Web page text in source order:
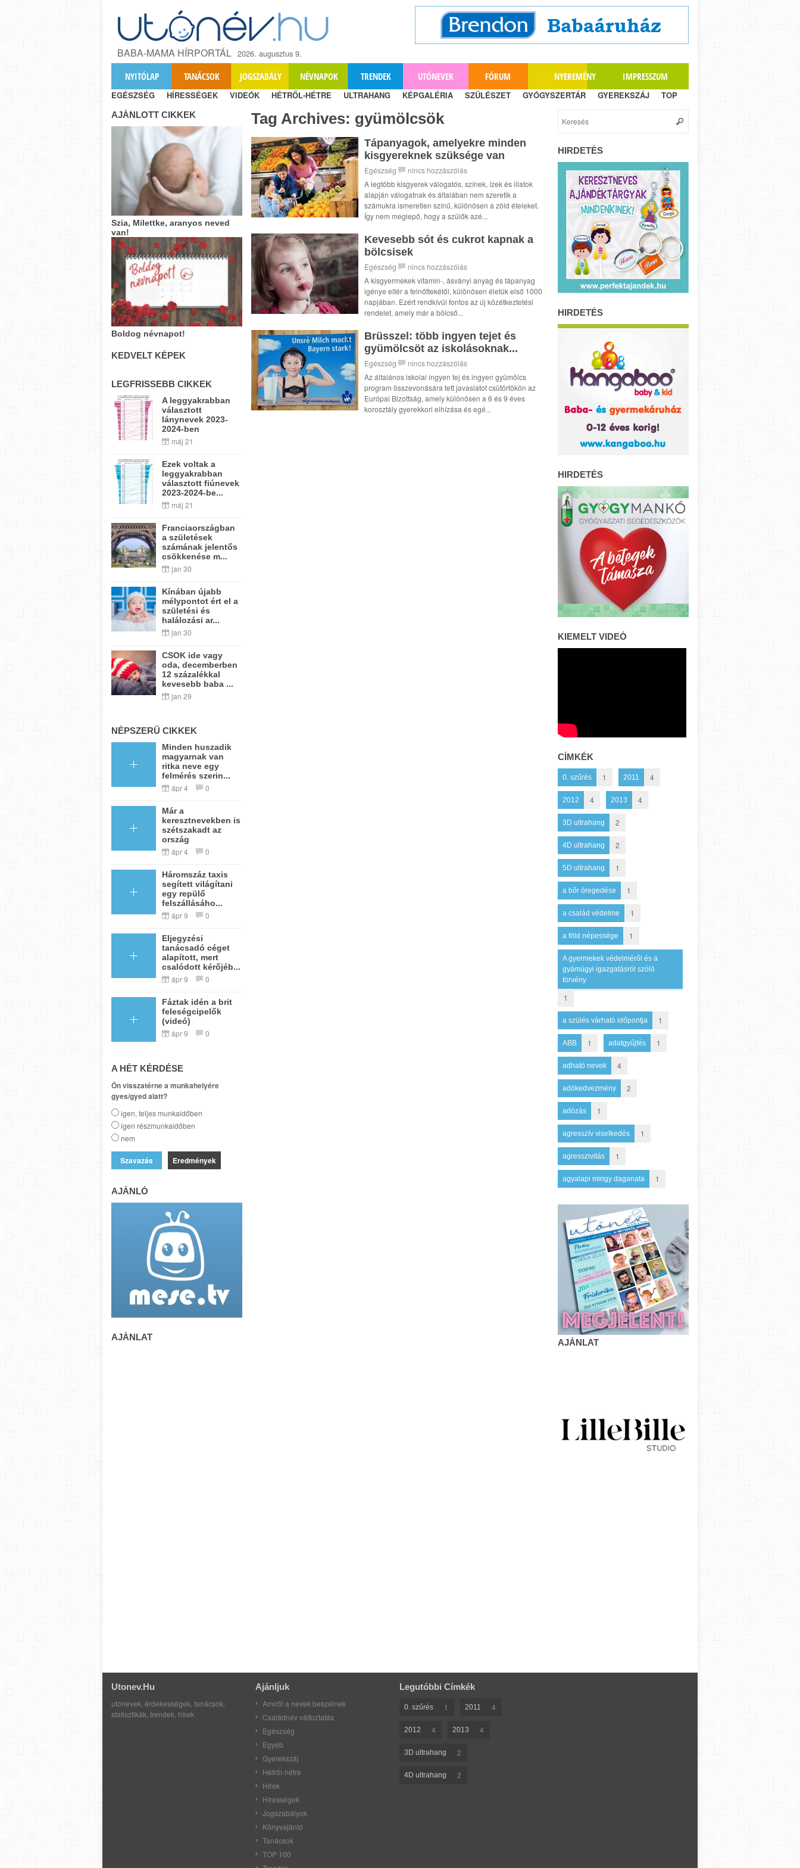
BABA-MAMA HÍRPORTÁL 2026. augusztus 9.
NYITÓLAP TANÁCSOK JOGSZABÁLY NÉVNAPOK TRENDEK UTÓNEVEK FÓRUM NYEREMÉNY IMPRESSZUM
EGÉSZSÉG HÍRESSÉGEK VIDEÓK HÉTRŐL-HÉTRE ULTRAHANG KÉPGALÉRIA SZÜLÉSZET GYÓGYSZERTÁR GYEREKSZÁJ TOP
Tag Archives: gyümölcsök
Tápanyagok, amelyekre minden
kisgyereknek szüksége van
Egészség
nincs hozzászólás
A legtöbb kisgyerek válogatós, színek, ízek és illatok
alapján válogatnak és általában nem szeretik a
számukra ismeretlen színű, különösen a zöld ételeket.
Így nem meglepő, hogy a szülők azé...
Kevesebb sót és cukrot kapnak a
bölcsisek
Egészség
nincs hozzászólás
A kisgyermekek vitamin-, ásványi anyag és tápanyag
igénye eltér a felnőttekétől, különösen életük első 1000
napjában. Ezért rendkívül fontos az új közétkeztetési
rendelet, amely már a bölcső...
Brüsszel: több ingyen tejet és
gyümölcsöt az iskolásoknak...
Egészség
nincs hozzászólás
Az általános iskolai ingyen tej és ingyen gyümölcs
program összevonására tett javaslatot csütörtökön az
Európai Bizottság, amely különösen a 6 és 9 éves
korosztály gyerekkori elhízása és egé...
AJÁNLOTT CIKKEK
Szia, Milettke, aranyos neved
van!
Boldog névnapot!
KEDVELT KÉPEK
LEGFRISSEBB CIKKEK
A leggyakrabban
választott
lánynevek 2023-
2024-ben
máj 21
Ezek voltak a
leggyakrabban
választott fiúnevek
2023-2024-be...
máj 21
Franciaországban
a születések
számának jelentős
csökkenése m...
jan 30
Kínában újabb
mélypontot ért el a
születési és
halálozási ar...
jan 30
CSOK ide vagy
oda, decemberben
12 százalékkal
kevesebb baba ...
jan 29
NÉPSZERŰ CIKKEK
Minden huszadik
magyarnak van
ritka neve egy
felmérés szerin...
ápr 4 0
Már a
keresztnevekben is
szétszakadt az
ország
ápr 4 0
Háromszáz taxis
segített világítani
egy repülő
felszállásáho...
ápr 9 0
Eljegyzési
tanácsadó céget
alapított, mert
csalódott kérőjéb...
ápr 9 0
Fáztak idén a brit
feleségcipelők
(videó)
ápr 9 0
A HÉT KÉRDÉSE
Ön visszatérne a munkahelyére
gyes/gyed alatt?
igen, teljes munkaidőben
igen részmunkaidőben
nem
Eredmények
AJÁNLÓ
AJÁNLAT
HIRDETÉS
HIRDETÉS
HIRDETÉS
KIEMELT VIDEÓ
CÍMKÉK
0. szűrés 1 2011 4
2012 4 2013 4
3D ultrahang 2
4D ultrahang 2
5D ultrahang 1
a bőr öregedése 1
a család védelme 1
a föld népessége 1
A gyermekek védelméről és a
gyámügyi igazgatásról szóló
törvény
1
a szülés várható időpontja 1
ABB 1 adatgyűjtés 1
adható nevek 4
adókedvezmény 2
adózás 1
agresszív viselkedés 1
agresszivitás 1
agyalapi mirigy daganata 1
AJÁNLAT
Utonev.hu
utónevek, érdekességek, tanácsok,
statisztikák, trendek, hírek
Ajánljuk
Amiről a nevek beszélnek
Családnév változtatás
Egészség
Egyéb
Gyerekszáj
Hétről-hétre
Hírek
Hírességek
Jogszabályok
Könyvajánló
Tanácsok
TOP 100
Legutóbbi Címkék
0. szűrés 1 2011 4
2012 4 2013 4
3D ultrahang 2
4D ultrahang 2